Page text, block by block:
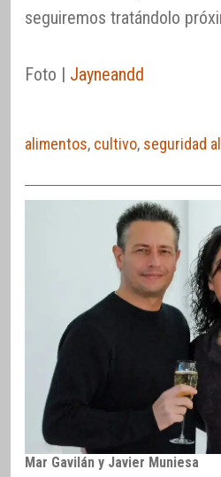
seguiremos tratándolo
Foto | Jayneandd
alimentos, cultivo, seguridad
Mar Gavilán y Javier Muniesa